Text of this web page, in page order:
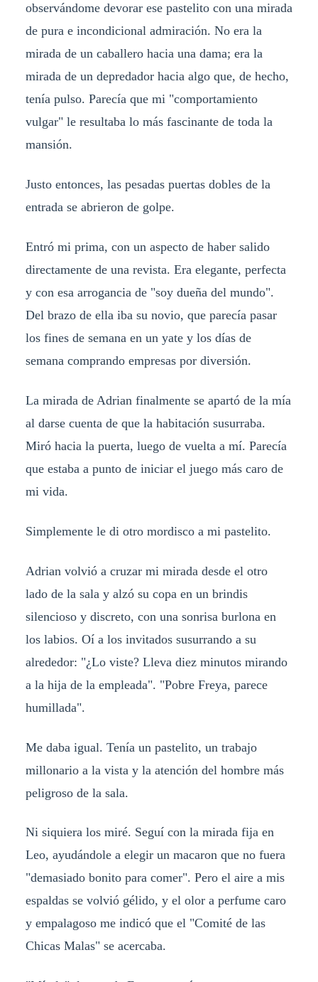
observándome devorar ese pastelito con una mirada
de pura e incondicional admiración. No era la
mirada de un caballero hacia una dama; era la
mirada de un depredador hacia algo que, de hecho,
tenía pulso. Parecía que mi "comportamiento
vulgar" le resultaba lo más fascinante de toda la
mansión.
Justo entonces, las pesadas puertas dobles de la
entrada se abrieron de golpe.
Entró mi prima, con un aspecto de haber salido
directamente de una revista. Era elegante, perfecta
y con esa arrogancia de "soy dueña del mundo".
Del brazo de ella iba su novio, que parecía pasar
los fines de semana en un yate y los días de
semana comprando empresas por diversión.
La mirada de Adrian finalmente se apartó de la mía
al darse cuenta de que la habitación susurraba.
Miró hacia la puerta, luego de vuelta a mí. Parecía
que estaba a punto de iniciar el juego más caro de
mi vida.
Simplemente le di otro mordisco a mi pastelito.
Adrian volvió a cruzar mi mirada desde el otro
lado de la sala y alzó su copa en un brindis
silencioso y discreto, con una sonrisa burlona en
los labios. Oí a los invitados susurrando a su
alrededor: "¿Lo viste? Lleva diez minutos mirando
a la hija de la empleada". "Pobre Freya, parece
humillada".
Me daba igual. Tenía un pastelito, un trabajo
millonario a la vista y la atención del hombre más
peligroso de la sala.
Ni siquiera los miré. Seguí con la mirada fija en
Leo, ayudándole a elegir un macaron que no fuera
"demasiado bonito para comer". Pero el aire a mis
espaldas se volvió gélido, y el olor a perfume caro
y empalagoso me indicó que el "Comité de las
Chicas Malas" se acercaba.